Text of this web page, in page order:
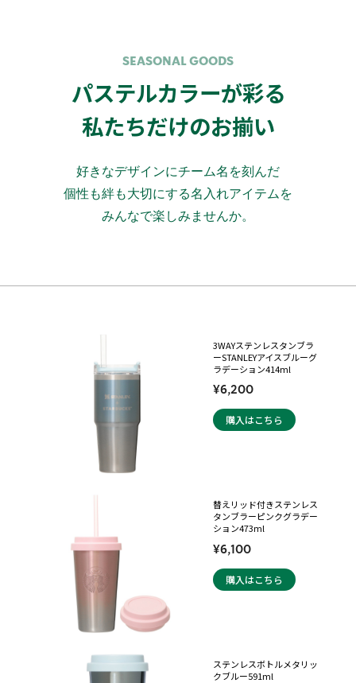
SEASONAL GOODS
パステルカラーが彩る
私たちだけのお揃い
好きなデザインにチーム名を刻んだ
個性も絆も大切にする名入れアイテムを
みんなで楽しみませんか。
3WAYステンレスタンブラ
ーSTANLEYアイスブルーグ
ラデーション414ml
¥6,200
購入はこちら
替えリッド付きステンレス
タンブラーピンクグラデー
ション473ml
¥6,100
購入はこちら
ステンレスボトルメタリッ
クブルー591ml